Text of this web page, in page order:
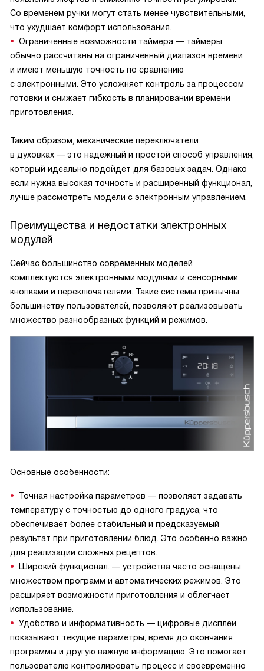
Со временем ручки могут стать менее чувствительными,
что ухудшает комфорт использования.
Ограниченные возможности таймера — таймеры
обычно рассчитаны на ограниченный диапазон времени
и имеют меньшую точность по сравнению
с электронными. Это усложняет контроль за процессом
готовки и снижает гибкость в планировании времени
приготовления.
Таким образом, механические переключатели
в духовках — это надежный и простой способ управления,
который идеально подойдет для базовых задач. Однако
если нужна высокая точность и расширенный функционал,
лучше рассмотреть модели с электронным управлением.
Преимущества и недостатки электронных
модулей
Сейчас большинство современных моделей
комплектуются электронными модулями и сенсорными
кнопками и переключателями. Такие системы привычны
большинству пользователей, позволяют реализовывать
множество разнообразных функций и режимов.
Основные особенности:
Точная настройка параметров — позволяет задавать
температуру с точностью до одного градуса, что
обеспечивает более стабильный и предсказуемый
результат при приготовлении блюд. Это особенно важно
для реализации сложных рецептов.
Широкий функционал. — устройства часто оснащены
множеством программ и автоматических режимов. Это
расширяет возможности приготовления и облегчает
использование.
Удобство и информативность — цифровые дисплеи
показывают текущие параметры, время до окончания
программы и другую важную информацию. Это помогает
пользователю контролировать процесс и своевременно